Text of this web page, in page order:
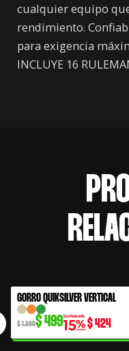
cualquier equipo
rendimiento.
para exigencia
INCLUYE 16
61% OFF
GORRO QUIKSILVER VERTICAL
$1.290
El
precio
original
era:
$499
El
precio
actual
es:
$424